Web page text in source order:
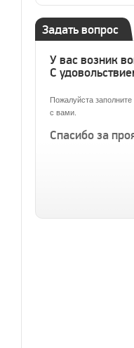
Задать вопрос
У вас возник
С
Пожалуйста
с вами.
Спасибо за